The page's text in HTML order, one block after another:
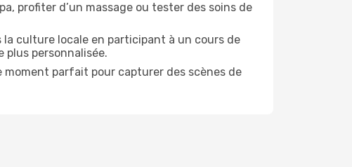
profiter d’un massage ou tester des soins de
culture locale en participant à un cours de
plus personnalisée.
moment parfait pour capturer des scènes de